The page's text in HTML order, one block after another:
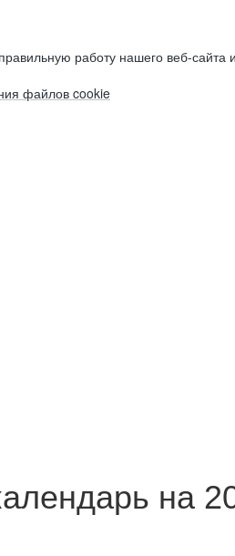
работу нашего веб-сайта
файлов cookie
на